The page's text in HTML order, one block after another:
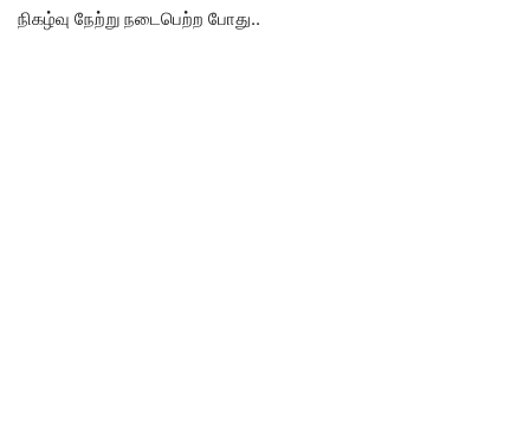
நிகழ்வு நேற்று நடைபெற்ற போது..